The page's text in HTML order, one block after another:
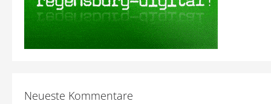
Neueste Kommentare